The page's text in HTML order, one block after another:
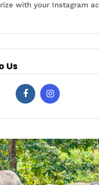
with your Instagram
Us